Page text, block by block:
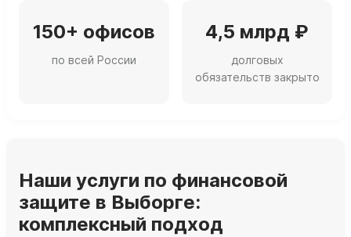
150+ офисов
по всей России
4,5 млрд ₽
долговых
обязательств закрыто
Наши услуги по финансовой
защите в Выборге:
комплексный подход